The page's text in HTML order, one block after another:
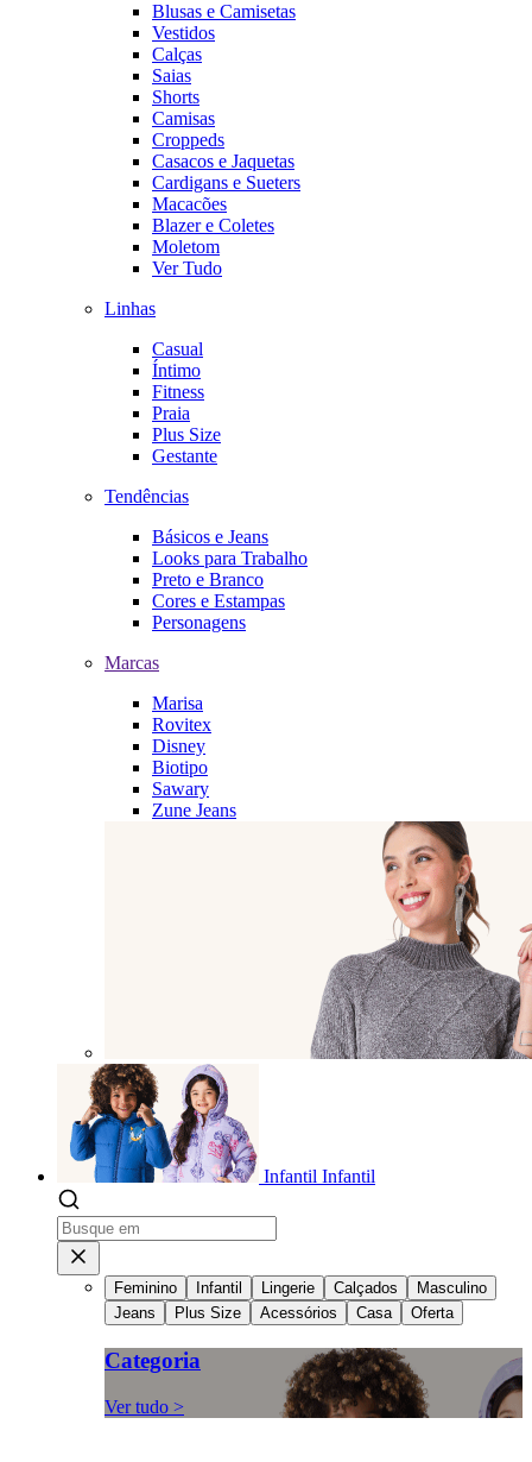
Blusas e Camisetas
Vestidos
Calças
Saias
Shorts
Camisas
Croppeds
Casacos e Jaquetas
Cardigans e Sueters
Macacões
Blazer e Coletes
Moletom
Ver Tudo
Linhas
Casual
Íntimo
Fitness
Praia
Plus Size
Gestante
Tendências
Básicos e Jeans
Looks para Trabalho
Preto e Branco
Cores e Estampas
Personagens
Marcas
Marisa
Rovitex
Disney
Biotipo
Sawary
Zune Jeans
Infantil Infantil
Feminino Infantil Lingerie Calçados
Masculino
Jeans
Plus Size Acessórios Casa Oferta
Categoria
Ver tudo >